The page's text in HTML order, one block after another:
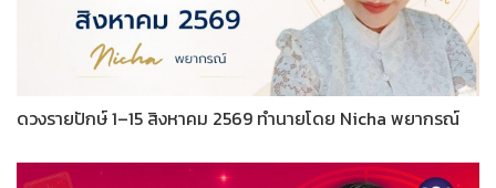
ดวงรายปักษ์ 1–15 สิงหาคม 2569 ทำนายโดย Nicha พยากรณ์